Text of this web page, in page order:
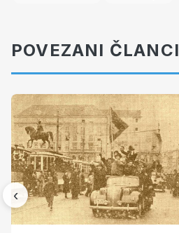
POVEZANI ČLANCI
‹